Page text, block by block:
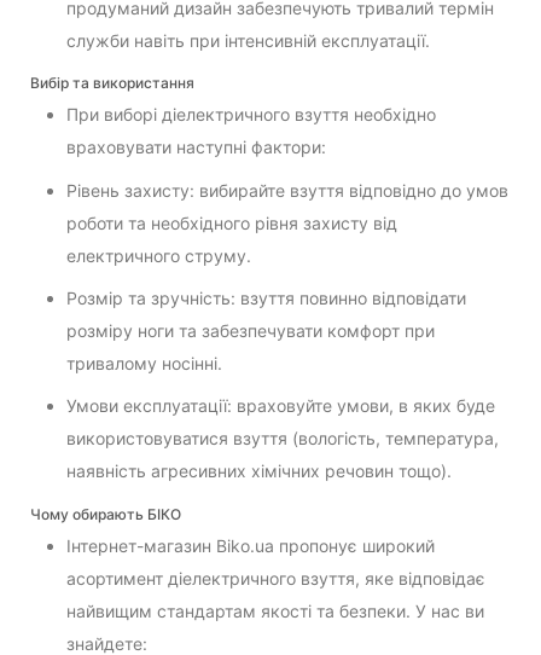
продуманий дизайн забезпечують тривалий термін
служби навіть при інтенсивній експлуатації.
Вибір та використання
При виборі діелектричного взуття необхідно
враховувати наступні фактори:
Рівень захисту: вибирайте взуття відповідно до умов
роботи та необхідного рівня захисту від
електричного струму.
Розмір та зручність: взуття повинно відповідати
розміру ноги та забезпечувати комфорт при
тривалому носінні.
Умови експлуатації: враховуйте умови, в яких буде
використовуватися взуття (вологість, температура,
наявність агресивних хімічних речовин тощо).
Чому обирають БІКО
Інтернет-магазин Biko.ua пропонує широкий
асортимент діелектричного взуття, яке відповідає
найвищим стандартам якості та безпеки. У нас ви
знайдете: